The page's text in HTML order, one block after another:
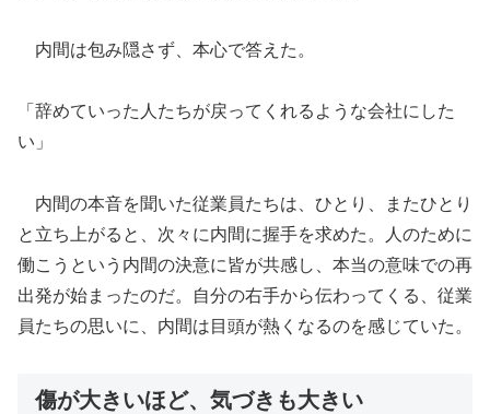
内間は包み隠さず、本心で答えた。
「辞めていった人たちが戻ってくれるような会社にした
い」
内間の本音を聞いた従業員たちは、ひとり、またひとり
と立ち上がると、次々に内間に握手を求めた。人のために
働こうという内間の決意に皆が共感し、本当の意味での再
出発が始まったのだ。自分の右手から伝わってくる、従業
員たちの思いに、内間は目頭が熱くなるのを感じていた。
傷が大きいほど、気づきも大きい